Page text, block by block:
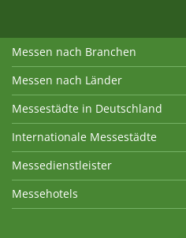
Messen nach Branchen
Messen nach Länder
Messestädte in Deutschland
Internationale Messestädte
Messedienstleister
Messehotels